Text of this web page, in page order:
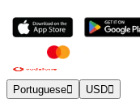
Portuguese USD